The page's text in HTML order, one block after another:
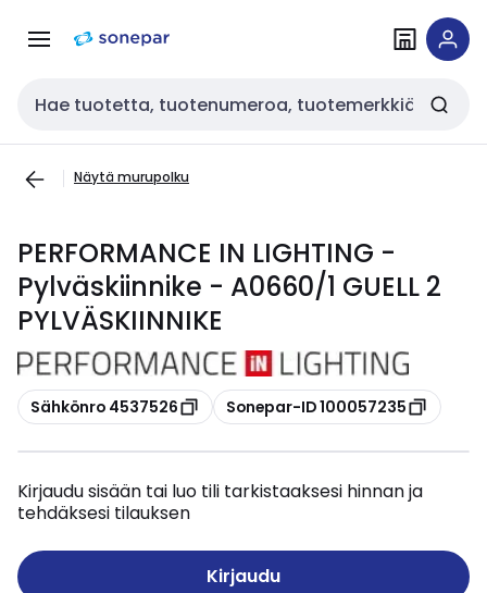
navigointiinsisältöön
Haku
Näytä murupolku
PERFORMANCE IN LIGHTING -
Pylväskiinnike - A0660/1 GUELL 2
PYLVÄSKIINNIKE
Kopioi
Sähkönro 4537526 Kopioi
Sonepar-ID 100057235
Kirjaudu sisään tai luo tili tarkistaaksesi hinnan ja
tehdäksesi tilauksen
Kirjaudu